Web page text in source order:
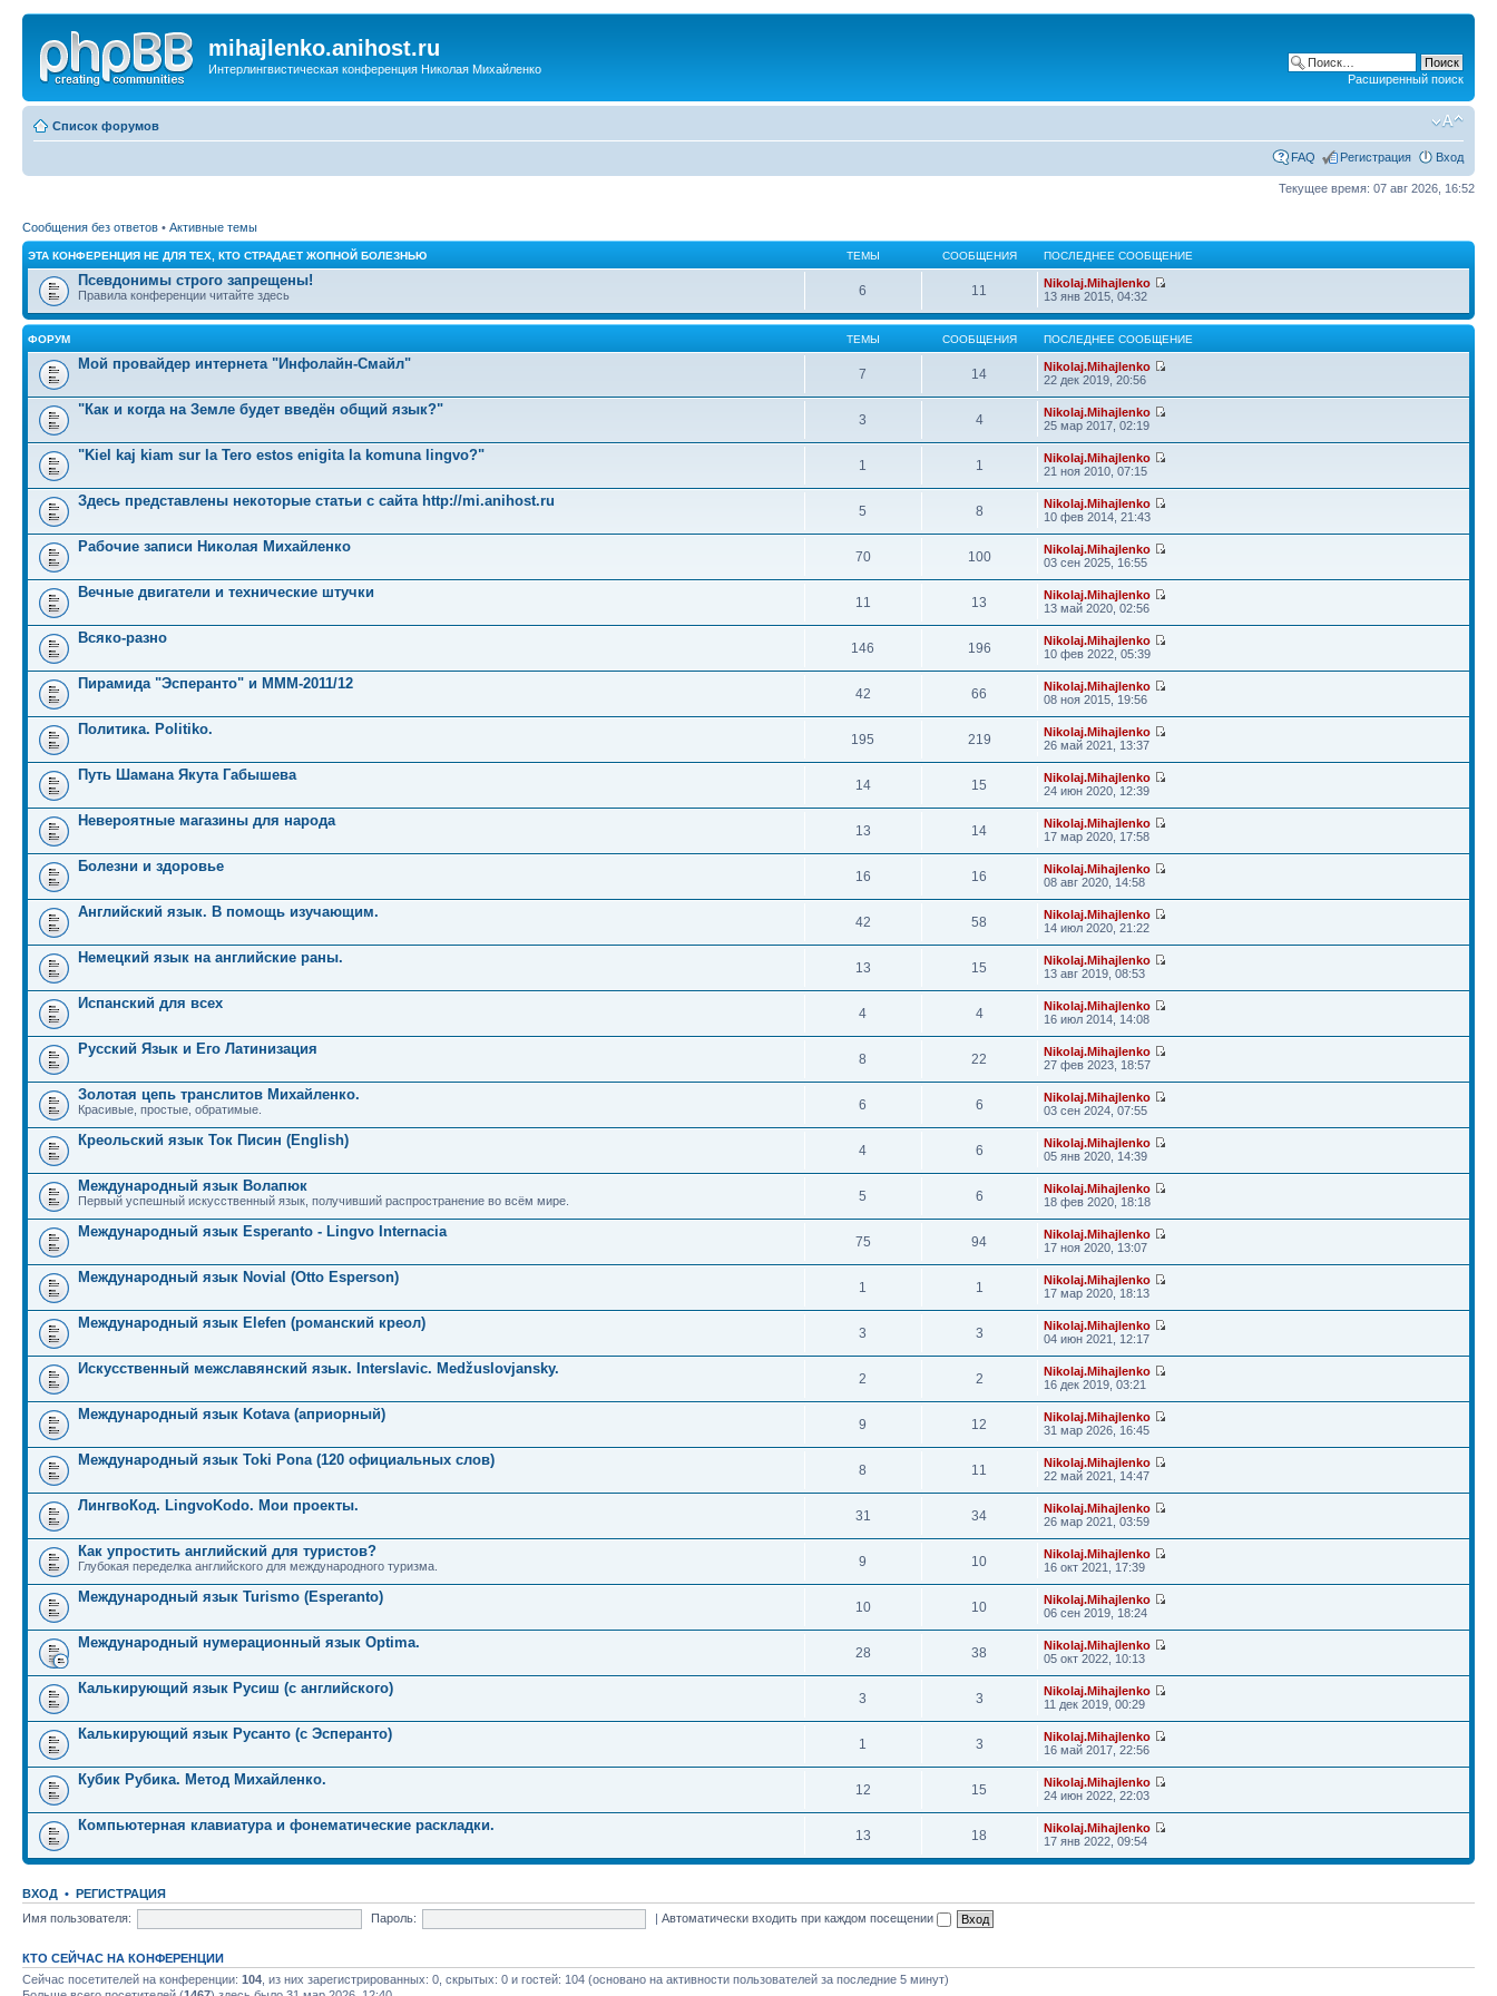
mihajlenko.anihost.ru
Интерлингвистическая конференция Николая Михайленко
Расширенный поиск
Список форумов
FAQ Регистрация Вход
Текущее время: 07 авг 2026, 16:52
Сообщения без ответов • Активные темы
ЭТА КОНФЕРЕНЦИЯ НЕ ДЛЯ ТЕХ, КТО СТРАДАЕТ ЖОПНОЙ БОЛЕЗНЬЮ ТЕМЫ СООБЩЕНИЯ ПОСЛЕДНЕЕ СООБЩЕНИЕ
Псевдонимы строго запрещены!
Правила конференции читайте здесь 6 11
Nikolaj.Mihajlenko
13 янв 2015, 04:32
ФОРУМ ТЕМЫ СООБЩЕНИЯ ПОСЛЕДНЕЕ СООБЩЕНИЕ
Мой провайдер интернета "Инфолайн-Смайл"
7 14
Nikolaj.Mihajlenko
22 дек 2019, 20:56
"Как и когда на Земле будет введён общий язык?"
3 4
Nikolaj.Mihajlenko
25 мар 2017, 02:19
"Kiel kaj kiam sur la Tero estos enigita la komuna lingvo?"
1 1
Nikolaj.Mihajlenko
21 ноя 2010, 07:15
Здесь представлены некоторые статьи с сайта http://mi.anihost.ru
5 8
Nikolaj.Mihajlenko
10 фев 2014, 21:43
Рабочие записи Николая Михайленко
70 100
Nikolaj.Mihajlenko
03 сен 2025, 16:55
Вечные двигатели и технические штучки
11 13
Nikolaj.Mihajlenko
13 май 2020, 02:56
Всяко-разно
146 196
Nikolaj.Mihajlenko
10 фев 2022, 05:39
Пирамида "Эсперанто" и MMM-2011/12
42 66
Nikolaj.Mihajlenko
08 ноя 2015, 19:56
Политика. Politiko.
195 219
Nikolaj.Mihajlenko
26 май 2021, 13:37
Путь Шамана Якута Габышева
14 15
Nikolaj.Mihajlenko
24 июн 2020, 12:39
Невероятные магазины для народа
13 14
Nikolaj.Mihajlenko
17 мар 2020, 17:58
Болезни и здоровье
16 16
Nikolaj.Mihajlenko
08 авг 2020, 14:58
Английский язык. В помощь изучающим.
42 58
Nikolaj.Mihajlenko
14 июл 2020, 21:22
Немецкий язык на английские раны.
13 15
Nikolaj.Mihajlenko
13 авг 2019, 08:53
Испанский для всех
4 4
Nikolaj.Mihajlenko
16 июл 2014, 14:08
Русский Язык и Его Латинизация
8 22
Nikolaj.Mihajlenko
27 фев 2023, 18:57
Золотая цепь транслитов Михайленко.
Красивые, простые, обратимые. 6 6
Nikolaj.Mihajlenko
03 сен 2024, 07:55
Креольский язык Ток Писин (English)
4 6
Nikolaj.Mihajlenko
05 янв 2020, 14:39
Международный язык Волапюк
Первый успешный искусственный язык, получивший распространение во всём мире. 5 6
Nikolaj.Mihajlenko
18 фев 2020, 18:18
Международный язык Esperanto - Lingvo Internacia
75 94
Nikolaj.Mihajlenko
17 ноя 2020, 13:07
Международный язык Novial (Otto Esperson)
1 1
Nikolaj.Mihajlenko
17 мар 2020, 18:13
Международный язык Elefen (романский креол)
3 3
Nikolaj.Mihajlenko
04 июн 2021, 12:17
Искусственный межславянский язык. Interslavic. Medžuslovjansky.
2 2
Nikolaj.Mihajlenko
16 дек 2019, 03:21
Международный язык Kotava (априорный)
9 12
Nikolaj.Mihajlenko
31 мар 2026, 16:45
Международный язык Toki Pona (120 официальных слов)
8 11
Nikolaj.Mihajlenko
22 май 2021, 14:47
ЛингвоКод. LingvoKodo. Мои проекты.
31 34
Nikolaj.Mihajlenko
26 мар 2021, 03:59
Как упростить английский для туристов?
Глубокая переделка английского для международного туризма. 9 10
Nikolaj.Mihajlenko
16 окт 2021, 17:39
Международный язык Turismo (Esperanto)
10 10
Nikolaj.Mihajlenko
06 сен 2019, 18:24
Международный нумерационный язык Optima.
28 38
Nikolaj.Mihajlenko
05 окт 2022, 10:13
Калькирующий язык Русиш (с английского)
3 3
Nikolaj.Mihajlenko
11 дек 2019, 00:29
Калькирующий язык Русанто (с Эсперанто)
1 3
Nikolaj.Mihajlenko
16 май 2017, 22:56
Кубик Рубика. Метод Михайленко.
12 15
Nikolaj.Mihajlenko
24 июн 2022, 22:03
Компьютерная клавиатура и фонематические раскладки.
13 18
Nikolaj.Mihajlenko
17 янв 2022, 09:54
ВХОД • РЕГИСТРАЦИЯ
Имя пользователя:
Пароль: |Автоматически входить при каждом посещении
КТО СЕЙЧАС НА КОНФЕРЕНЦИИ
Сейчас посетителей на конференции: 104 , из них зарегистрированных: 0, скрытых: 0 и гостей: 104 (основано на активности пользователей за последние 5 минут)